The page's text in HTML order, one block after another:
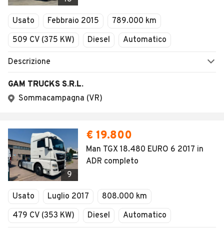
Usato Febbraio 2015
789.000 km
509 CV (375 KW)
Diesel Automatico
Descrizione
GAM TRUCKS S.R.L.
Sommacampagna (VR)
9
€ 19.800
Man TGX 18.480 EURO 6 2017 in
ADR completo
Usato Luglio 2017
808.000 km
479 CV (353 KW)
Diesel Automatico